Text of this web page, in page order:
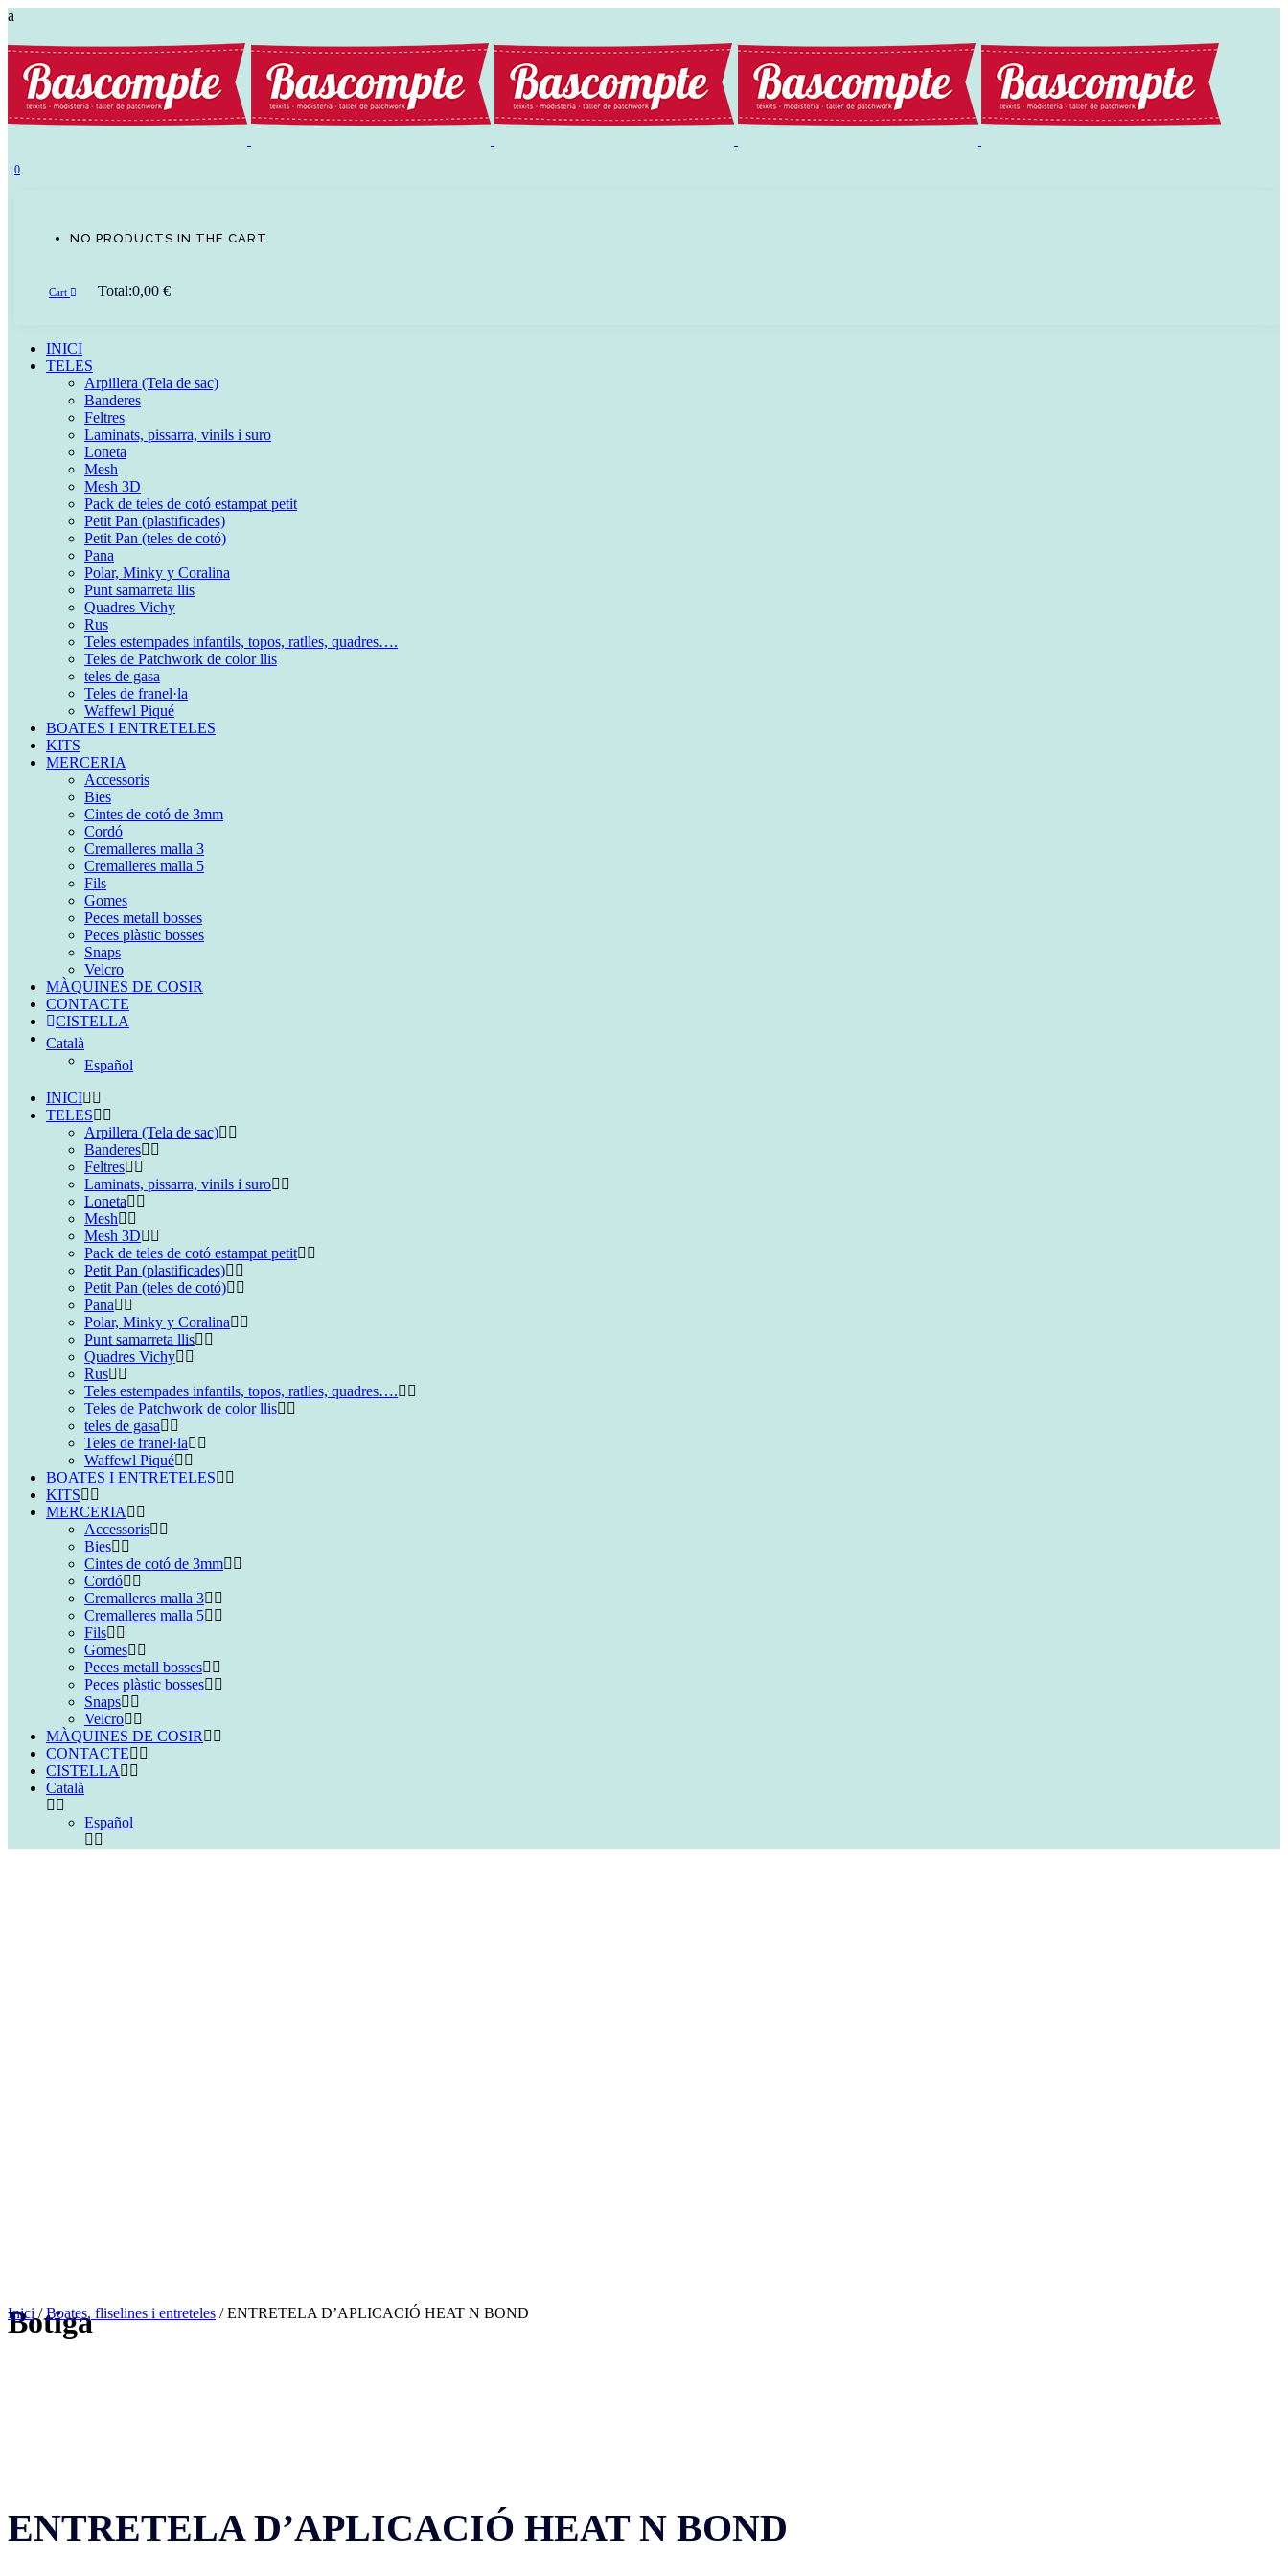
0
NO PRODUCTS IN THE CART.
Cart Total:0,00 €
INICI
TELES
Arpillera (Tela de sac)
Banderes
Feltres
Laminats, pissarra, vinils i suro
Loneta
Mesh
Mesh 3D
Pack de teles de cotó estampat petit
Petit Pan (plastificades)
Petit Pan (teles de cotó)
Pana
Polar, Minky y Coralina
Punt samarreta llis
Quadres Vichy
Rus
Teles estempades infantils, topos, ratlles, quadres….
Teles de Patchwork de color llis
teles de gasa
Teles de franel·la
Waffewl Piqué
BOATES I ENTRETELES
KITS
MERCERIA
Accessoris
Bies
Cintes de cotó de 3mm
Cordó
Cremalleres malla 3
Cremalleres malla 5
Fils
Gomes
Peces metall bosses
Peces plàstic bosses
Snaps
Velcro
MÀQUINES DE COSIR
CONTACTE
CISTELLA
Català
Español
INICI
TELES
Arpillera (Tela de sac)
Banderes
Feltres
Laminats, pissarra, vinils i suro
Loneta
Mesh
Mesh 3D
Pack de teles de cotó estampat petit
Petit Pan (plastificades)
Petit Pan (teles de cotó)
Pana
Polar, Minky y Coralina
Punt samarreta llis
Quadres Vichy
Rus
Teles estempades infantils, topos, ratlles, quadres….
Teles de Patchwork de color llis
teles de gasa
Teles de franel·la
Waffewl Piqué
BOATES I ENTRETELES
KITS
MERCERIA
Accessoris
Bies
Cintes de cotó de 3mm
Cordó
Cremalleres malla 3
Cremalleres malla 5
Fils
Gomes
Peces metall bosses
Peces plàstic bosses
Snaps
Velcro
MÀQUINES DE COSIR
CONTACTE
CISTELLA
Català
Español
Botiga
Inici /Boates, fliselines i entreteles / ENTRETELA D’APLICACIÓ HEAT N BOND
ENTRETELA D’APLICACIÓ HEAT N BOND